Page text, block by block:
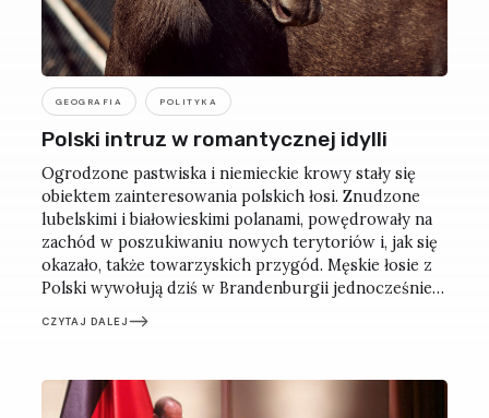
GEOGRAFIA POLITYKA
Polski intruz w romantycznej idylli
Ogrodzone pastwiska i niemieckie krowy stały się
obiektem zainteresowania polskich łosi. Znudzone
lubelskimi i białowieskimi polanami, powędrowały na
zachód w poszukiwaniu nowych terytoriów i, jak się
okazało, także towarzyskich przygód. Męskie łosie z
Polski wywołują dziś w Brandenburgii jednocześnie
rozbawienie, przerażenie i bezradność. Tym bardziej
że tych zwierząt nie widziano tu od niemal 200 lat.
CZYTAJ DALEJ